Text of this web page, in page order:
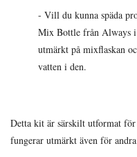
- Vill du kunna späda
Mix Bottle från Always
utmärkt på mixflaskan
vatten i den.
Detta kit är särskilt utformat för
fungerar utmärkt även för